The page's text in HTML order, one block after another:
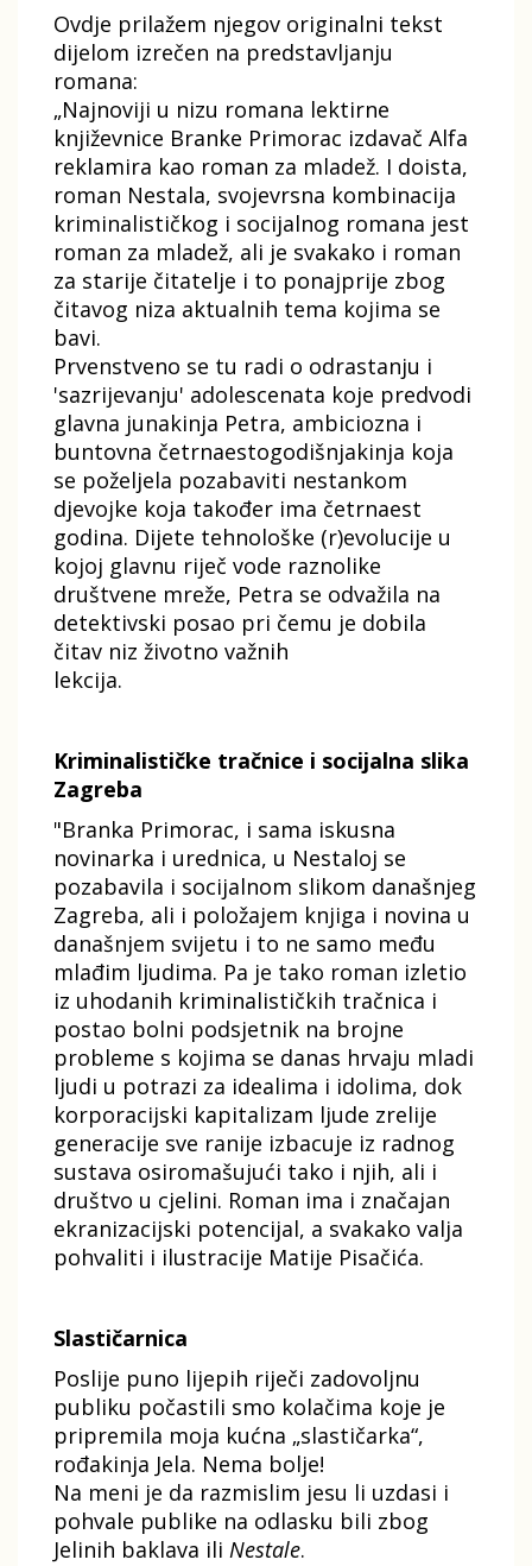
Ovdje prilažem njegov originalni tekst
dijelom izrečen na predstavljanju
romana:
„Najnoviji u nizu romana lektirne
književnice Branke Primorac izdavač Alfa
reklamira kao roman za mladež. I doista,
roman Nestala, svojevrsna kombinacija
kriminalističkog i socijalnog romana jest
roman za mladež, ali je svakako i roman
za starije čitatelje i to ponajprije zbog
čitavog niza aktualnih tema kojima se
bavi.
Prvenstveno se tu radi o odrastanju i
'sazrijevanju' adolescenata koje predvodi
glavna junakinja Petra, ambiciozna i
buntovna četrnaestogodišnjakinja koja
se poželjela pozabaviti nestankom
djevojke koja također ima četrnaest
godina. Dijete tehnološke (r)evolucije u
kojoj glavnu riječ vode raznolike
društvene mreže, Petra se odvažila na
detektivski posao pri čemu je dobila
čitav niz životno važnih
lekcija.
Kriminalističke tračnice i socijalna slika
Zagreba
"Branka Primorac, i sama iskusna
novinarka i urednica, u Nestaloj se
pozabavila i socijalnom slikom današnjeg
Zagreba, ali i položajem knjiga i novina u
današnjem svijetu i to ne samo među
mlađim ljudima. Pa je tako roman izletio
iz uhodanih kriminalističkih tračnica i
postao bolni podsjetnik na brojne
probleme s kojima se danas hrvaju mladi
ljudi u potrazi za idealima i idolima, dok
korporacijski kapitalizam ljude zrelije
generacije sve ranije izbacuje iz radnog
sustava osiromašujući tako i njih, ali i
društvo u cjelini. Roman ima i značajan
ekranizacijski potencijal, a svakako valja
pohvaliti i ilustracije Matije Pisačića.
Slastičarnica
Poslije puno lijepih riječi zadovoljnu
publiku počastili smo kolačima koje je
pripremila moja kućna „slastičarka“,
rođakinja Jela. Nema bolje!
Na meni je da razmislim jesu li uzdasi i
pohvale publike na odlasku bili zbog
Jelinih baklava ili Nestale.